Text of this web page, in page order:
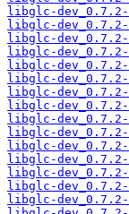
libglc-dev_0.7.2-
libglc-dev_0.7.2-
libglc-dev_0.7.2-
libglc-dev_0.7.2-
libglc-dev_0.7.2-
libglc-dev_0.7.2-
libglc-dev_0.7.2-
libglc-dev_0.7.2-
libglc-dev_0.7.2-
libglc-dev_0.7.2-
libglc-dev_0.7.2-
libglc-dev_0.7.2-
libglc-dev_0.7.2-
libglc-dev_0.7.2-
libglc-dev_0.7.2-